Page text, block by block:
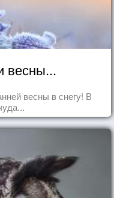
весны...
весны в снегу! В